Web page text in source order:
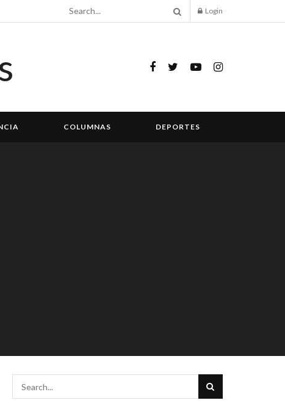
Login
COLUMNAS DEPORTES